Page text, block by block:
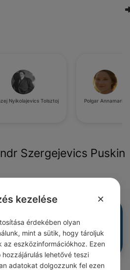
Nyikolajevics Tolsztoj Polgar Annamaria
Szergejevics Puskin
is siet.
0 486
kezelése ×
érdekében olyan
mint a sütik, hogy tároljuk
eszközinformációkhoz. Ezen
lehetővé teszi
adatokat dolgozzunk fel ezen